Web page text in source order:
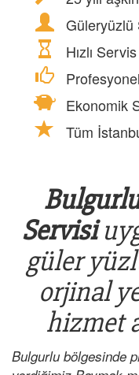
Güleryüzlü
Hızlı
Ekonomik
Tüm
Servisi
güler
orjinal
hizmet
Bulgurlu bölgesinde